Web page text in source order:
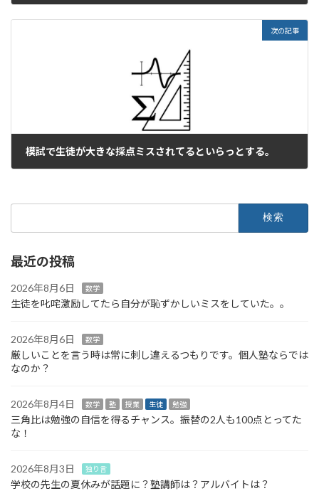
次の記事
模試で生徒が大きな採点ミスされてるといらっとする。
最近の投稿
2026年8月6日 数学
生徒を叱咤激励してたら自分が恥ずかしいミスをしていた。。
2026年8月6日 数学
厳しいことを言う時は常に刺し違えるつもりです。個人塾ならでは
なのか？
2026年8月4日 数学 塾 授業 生徒 勉強
三角比は勉強の自信を得るチャンス。振替の2人も100点とってた
な！
2026年8月3日 独り言
学校の先生の夏休みが話題に？塾講師は？アルバイトは？